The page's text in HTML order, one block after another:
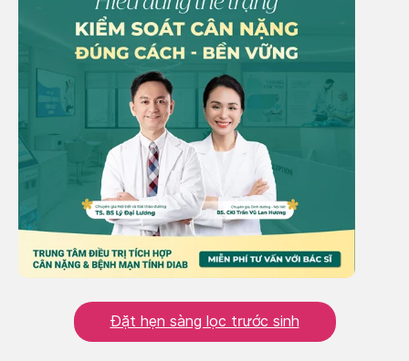
Đặt hẹn sàng lọc trước sinh